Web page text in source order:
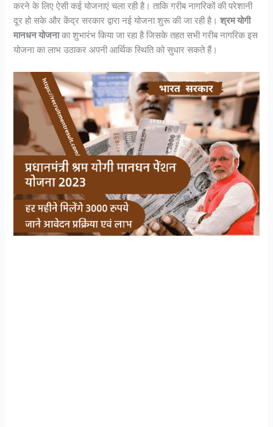
करने के लिए ऐसी कई योजनाएं चला रही है। ताकि गरीब नागरिकों की परेशानी
दूर हो सके और केंद्र सरकार द्वारा नई योजना शुरू की जा रही है।श्रम योगी
मानधन योजनाका शुभारंभ किया जा रहा है जिसके तहत सभी गरीब नागरिक इस
योजना का लाभ उठाकर अपनी आर्थिक स्थिति को सुधार सकते हैं।